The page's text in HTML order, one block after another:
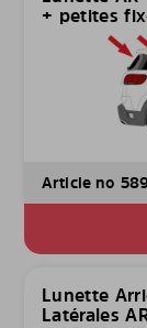
+ petites
Article no
Lunette
Latérales